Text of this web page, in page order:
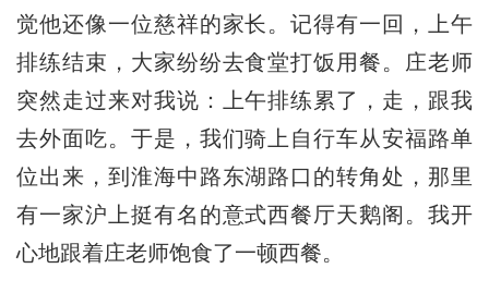
觉他还像一位慈祥的家长。记得有一回，上午
排练结束，大家纷纷去食堂打饭用餐。庄老师
突然走过来对我说：上午排练累了，走，跟我
去外面吃。于是，我们骑上自行车从安福路单
位出来，到淮海中路东湖路口的转角处，那里
有一家沪上挺有名的意式西餐厅天鹅阁。我开
心地跟着庄老师饱食了一顿西餐。